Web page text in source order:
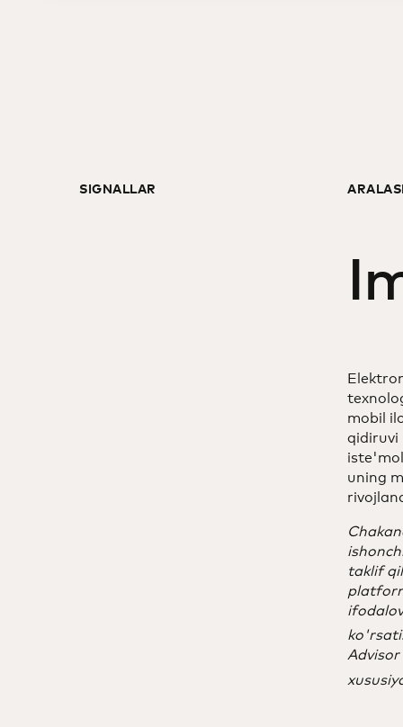
SIGNALLAR
mobil
qidiruvi
uning
taklif
Advisor